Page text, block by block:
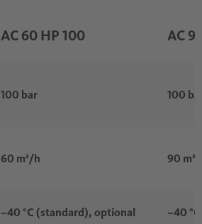
AC 60 HP 100
100 bar
60 m³/h
–40 °C (standard), optional
AC
100
90
–40